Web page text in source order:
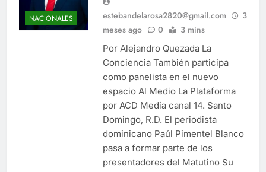
NACIONALES estebandelarosa2820@gmail.com
3
meses ago
0 3 mins
Por Alejandro Quezada La
Conciencia También participa
como panelista en el nuevo
espacio Al Medio La Plataforma
por ACD Media canal 14. Santo
Domingo, R.D. El periodista
dominicano Paúl Pimentel Blanco
pasa a formar parte de los
presentadores del Matutino Su